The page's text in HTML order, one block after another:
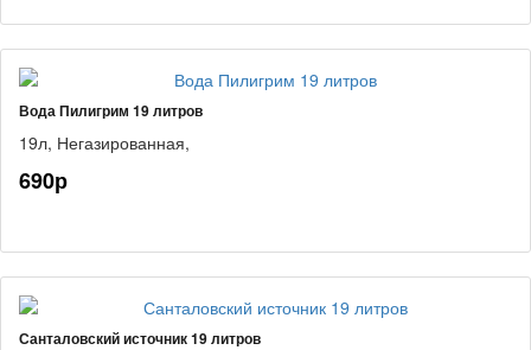
Вода Пилигрим 19 литров
19л, Негазированная,
690р
Санталовский источник 19 литров